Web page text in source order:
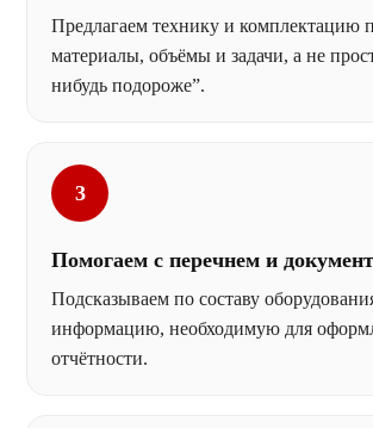
Предлагаем технику и комплектацию
материалы, объёмы и задачи, а не
нибудь подороже”.
3
Помогаем с перечнем и
Подсказываем по составу
информацию, необходимую для
отчётности.